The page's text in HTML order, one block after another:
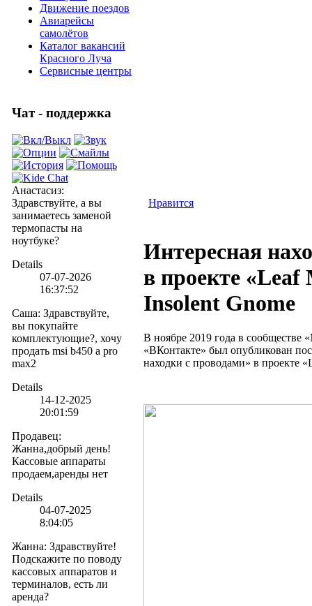
Движение поездов
Авиарейсы
самолётов
Каталог вакансий
Красного Луча
Сервисные центры
Чат - поддержка
Анастасиз:
Здравствуйте, а вы
занимаетесь заменой
термопасты на
ноутбуке?
Details
07-07-2026
16:37:52
Саша: Здравствуйте,
вы покупайте
комплектующие?, хочу
продать msi b450 a pro
max2
Details
14-12-2025
20:01:59
Продавец:
Жанна,добрый день!
Кассовые аппараты
продаем,аренды нет
Details
04-07-2025
8:04:05
Жанна: Здравствуйте!
Подскажите по поводу
кассовых аппаратов и
терминалов, есть ли
аренда?
Нравится
Интересная
в проекте «Leaf
Insolent Gnome
В ноябре 2019 года в сообществе
«ВКонтакте» был опубликован
находки с проводами» в проекте